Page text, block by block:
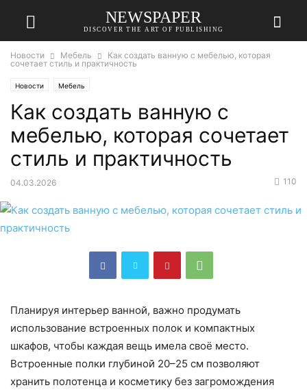
NEWSPAPER
DISCOVER THE ART OF PUBLISHING
Новости Мебель
Как создать ванную с мебелью, которая
сочетает стиль и практичность
Новости Мебель
Как создать ванную с
мебелью, которая сочетает
стиль и практичность
04.03.2026 110
Планируя интерьер ванной, важно продумать
использование встроенных полок и компактных
шкафов, чтобы каждая вещь имела своё место.
Встроенные полки глубиной 20–25 см позволяют
хранить полотенца и косметику без загромождения